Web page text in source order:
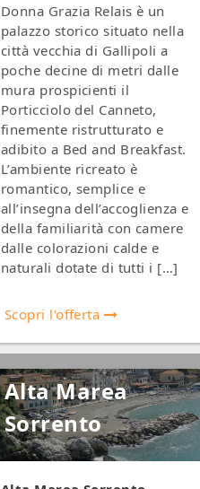
Donna Grazia Relais è un
palazzo storico situato nella
città vecchia di Gallipoli a
poche decine di metri dalle
mura prospicienti il
Porticciolo del Canneto,
finemente ristrutturato e
adibito a Bed and Breakfast.
L’ambiente ricreato è
romantico, semplice e
all’insegna dell’accoglienza e
della familiarità con camere
dalle colorazioni calde e
naturali dotate di tutti i […]
Scopri l'offerta
Alta Marea
Sorrento